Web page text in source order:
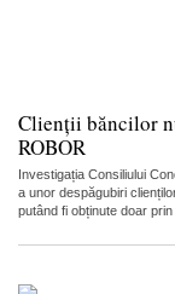
Clienții băncilor
ROBOR
Investigația Consiliului
a unor despăgubiri
putând fi obținute doar prin